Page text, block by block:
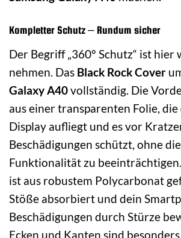
Kompletter Schutz – Rundum sicher
Der Begriff „360° Schutz“ ist hier
nehmen. Das Black Rock Cover
Galaxy A40vollständig. Die
aus einer transparenten Folie,
Display aufliegt und es vor
Beschädigungen schützt, ohne
Funktionalität zu
ist aus robustem Polycarbonat
Stöße absorbiert und dein
Beschädigungen durch Stürze
Ecken und Kanten sind